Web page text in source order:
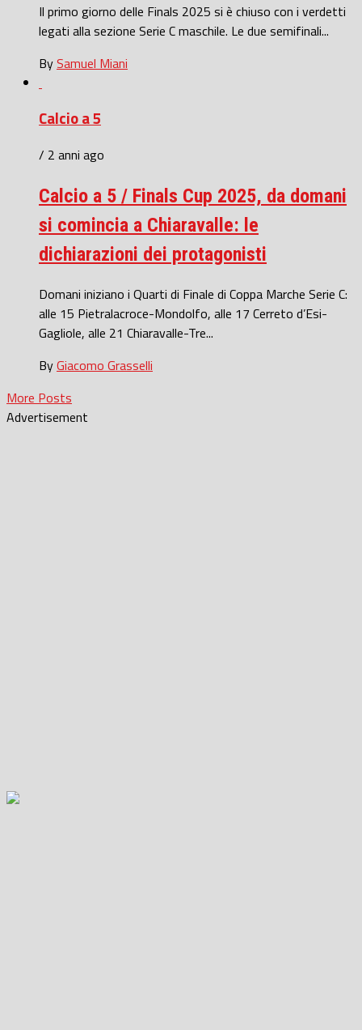
Il primo giorno delle Finals 2025 si è chiuso con i verdetti
legati alla sezione Serie C maschile. Le due semifinali...
BySamuel Miani
Calcio a 5
/ 2 anni ago
Calcio a 5 / Finals Cup 2025, da domani
si comincia a Chiaravalle: le
dichiarazioni dei protagonisti
Domani iniziano i Quarti di Finale di Coppa Marche Serie C:
alle 15 Pietralacroce-Mondolfo, alle 17 Cerreto d’Esi-
Gagliole, alle 21 Chiaravalle-Tre...
ByGiacomo Grasselli
More Posts
Advertisement